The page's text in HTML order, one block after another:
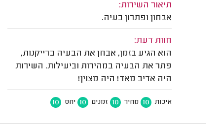
תיאור השירות:
אבחון ופתרון בעיה.
חוות דעת:
הוא הגיע בזמן, אבחן את הבעיה בדייקנות,
פתר את הבעיה במהירות וביעילות. השירות
היה אדיב מאד! היה מצוין!
איכות 10 מחיר 10 זמנים 10 יחס 10